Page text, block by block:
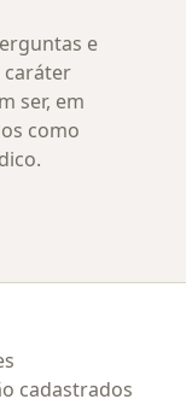
e
caráter
ser, em
como
cadastrados